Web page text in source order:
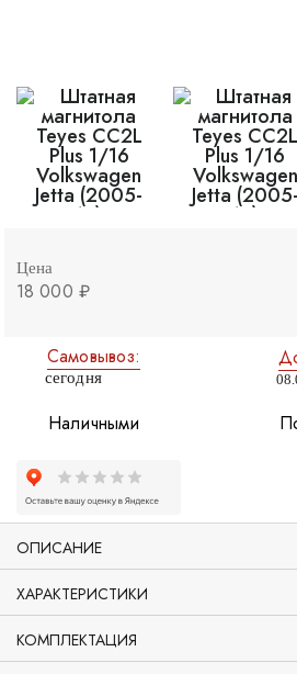
Цена
18 000 ₽
Самовывоз:
сегодня
Наличными
ОПИСАНИЕ
ХАРАКТЕРИСТИКИ
КОМПЛЕКТАЦИЯ